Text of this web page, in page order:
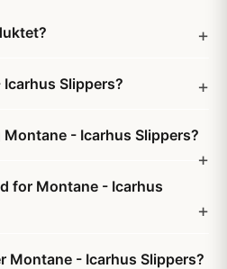
Slippers?
- Icarhus Slippers?
for Montane - Icarhus
Montane - Icarhus Slippers?